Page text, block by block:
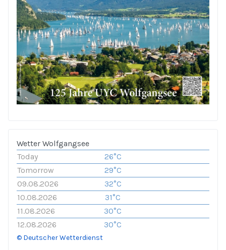
Wetter Wolfgangsee
Today
26°C
Tomorrow
29°C
09.08.2026
32°C
10.08.2026
31°C
11.08.2026
30°C
12.08.2026
30°C
© Deutscher Wetterdienst